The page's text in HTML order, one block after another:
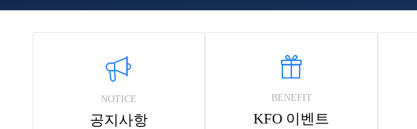
NOTICE
공지사항
BENEFIT
KFO 이벤트